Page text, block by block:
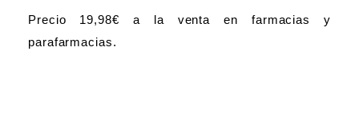
Precio 19,98€ a la venta en farmacias y
parafarmacias.